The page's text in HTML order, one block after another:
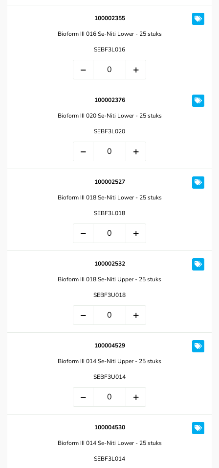
100002355
Bioform III 016 Se-Niti Lower - 25 stuks
SEBF3L016
100002376
Bioform III 020 Se-Niti Lower - 25 stuks
SEBF3L020
100002527
Bioform III 018 Se-Niti Lower - 25 stuks
SEBF3L018
100002532
Bioform III 018 Se-Niti Upper - 25 stuks
SEBF3U018
100004529
Bioform III 014 Se-Niti Upper - 25 stuks
SEBF3U014
100004530
Bioform III 014 Se-Niti Lower - 25 stuks
SEBF3L014